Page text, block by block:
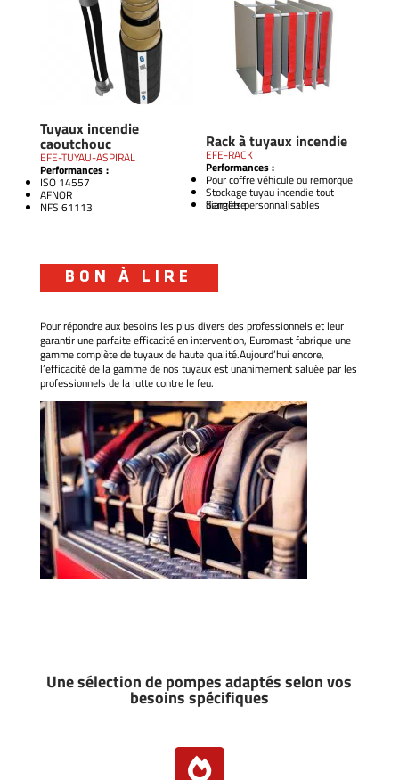
Tuyaux incendie
caoutchouc
EFE-TUYAU-ASPIRAL
Performances :
ISO 14557
AFNOR
NFS 61113
Rack à tuyaux incendie
EFE-RACK
Performances :
Pour coffre véhicule ou remorque
Stockage tuyau incendie tout
diamètre
Sangles personnalisables
BON À LIRE
Pour répondre aux besoins les plus divers des professionnels et leur
garantir une parfaite efficacité en intervention, Euromast fabrique une
gamme complète de tuyaux de haute qualité.Aujourd’hui encore,
l’efficacité de la gamme de nos tuyaux est unanimement saluée par les
professionnels de la lutte contre le feu.
Une sélection de pompes adaptés selon vos
besoins spécifiques
